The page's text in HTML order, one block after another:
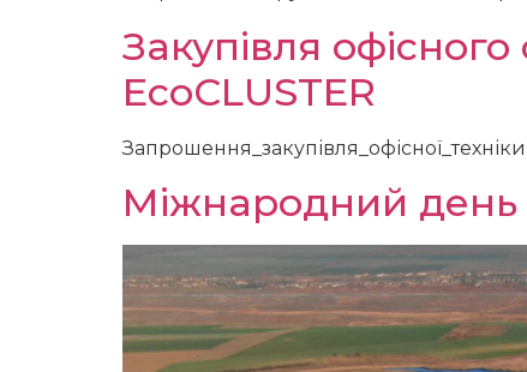
Закупівля
EcoCLUSTER
Запрошення_закупівля_офісної_техніки
Міжнародний